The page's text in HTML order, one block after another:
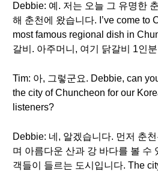
Debbie: 예. 저는 오늘 그 유명한
해 춘천에 왔습니다. I’ve come to
most famous regional dish in
갈비. 아주머니, 여기 닭갈비 1인
Tim: 아, 그렇군요. Debbie, can
the city of Chuncheon for our
listeners?
Debbie: 네, 알겠습니다. 먼저 춘
며 아름다운 산과 강 바다를 볼 수
객들이 들르는 도시입니다. The